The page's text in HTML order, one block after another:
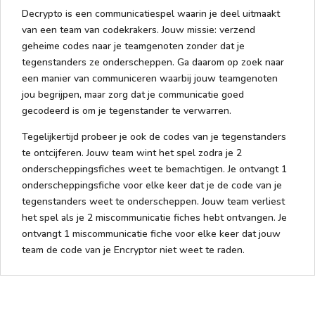
Decrypto is een communicatiespel waarin je deel uitmaakt
van een team van codekrakers. Jouw missie: verzend
geheime codes naar je teamgenoten zonder dat je
tegenstanders ze onderscheppen. Ga daarom op zoek naar
een manier van communiceren waarbij jouw teamgenoten
jou begrijpen, maar zorg dat je communicatie goed
gecodeerd is om je tegenstander te verwarren.
Tegelijkertijd probeer je ook de codes van je tegenstanders
te ontcijferen. Jouw team wint het spel zodra je 2
onderscheppingsfiches weet te bemachtigen. Je ontvangt 1
onderscheppingsfiche voor elke keer dat je de code van je
tegenstanders weet te onderscheppen. Jouw team verliest
het spel als je 2 miscommunicatie fiches hebt ontvangen. Je
ontvangt 1 miscommunicatie fiche voor elke keer dat jouw
team de code van je Encryptor niet weet te raden.